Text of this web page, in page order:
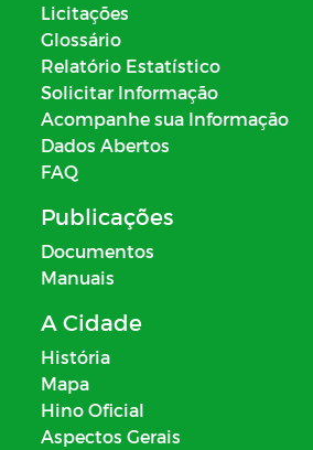
Licitações
Glossário
Relatório Estatístico
Solicitar Informação
Acompanhe sua Informação
Dados Abertos
FAQ
Publicações
Documentos
Manuais
A Cidade
História
Mapa
Hino Oficial
Aspectos Gerais